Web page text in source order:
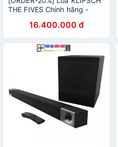
THE FIVES Chính hãng -
16.400.000 đ